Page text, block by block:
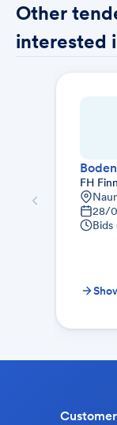
Other
interested
FH
28/
Bids